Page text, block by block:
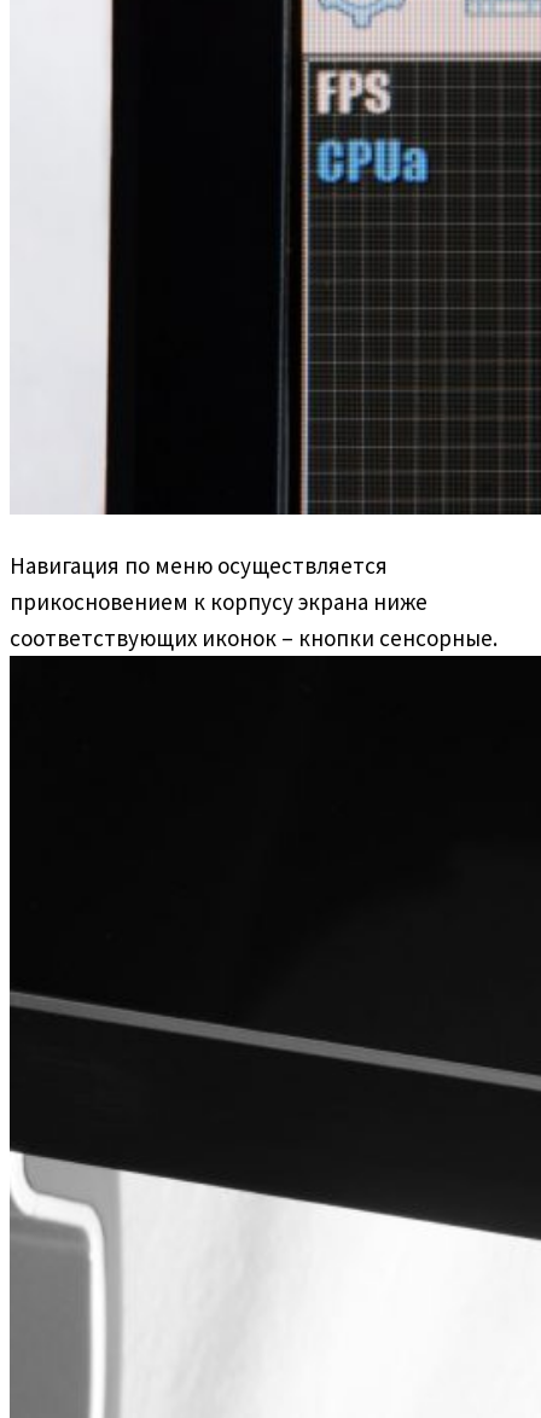
Навигация по меню осуществляется
прикосновением к корпусу экрана ниже
соответствующих иконок – кнопки сенсорные.